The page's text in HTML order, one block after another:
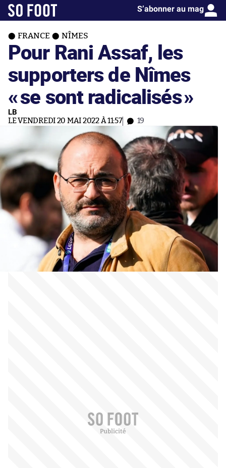
S’abonner au mag
FRANCE NÎMES
Pour Rani Assaf, les
supporters de Nîmes
«se sont radicalisés»
LB
LE VENDREDI 20 MAI 2022 À 11:57 19